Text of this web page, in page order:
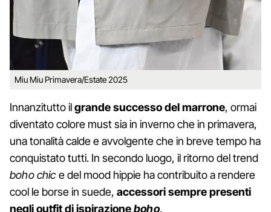
Miu Miu Primavera/Estate 2025
Innanzitutto ilgrande successo del marrone, ormai
diventato colore must sia in inverno che in primavera,
una tonalità calde e avvolgente che in breve tempo ha
conquistato tutti. In secondo luogo, il ritorno del trend
boho chic e del mood hippie ha contribuito a rendere
cool le borse in suede, accessori sempre presenti
negli outfit di ispirazioneboho.